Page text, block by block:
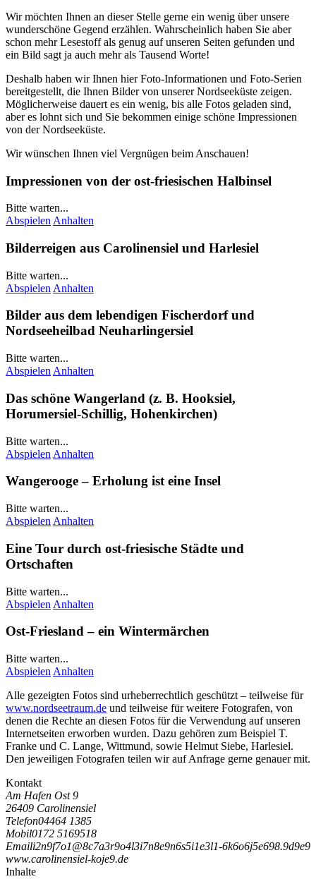
Wir möchten Ihnen an dieser Stelle gerne ein wenig über unsere
wunderschöne Gegend erzählen. Wahrscheinlich haben Sie aber
schon mehr Lesestoff als genug auf unseren Seiten gefunden und
ein Bild sagt ja auch mehr als Tausend Worte!
Deshalb haben wir Ihnen hier Foto-Informationen und Foto-Serien
bereitgestellt, die Ihnen Bilder von unserer Nordseeküste zeigen.
Möglicherweise dauert es ein wenig, bis alle Fotos geladen sind,
aber es lohnt sich und Sie bekommen einige schöne Impressionen
von der Nordseeküste.
Wir wünschen Ihnen viel Vergnügen beim Anschauen!
Impressionen von der ost-friesischen Halbinsel
Bitte warten...
Abspielen Anhalten
Bilderreigen aus Carolinensiel und Harlesiel
Bitte warten...
Abspielen Anhalten
Bilder aus dem lebendigen Fischerdorf und
Nordseeheilbad Neuharlingersiel
Bitte warten...
Abspielen Anhalten
Das schöne Wangerland (z. B. Hooksiel,
Horumersiel-Schillig, Hohenkirchen)
Bitte warten...
Abspielen Anhalten
Wangerooge– Erholung ist eine Insel
Bitte warten...
Abspielen Anhalten
Eine Tour durch ost-friesische Städte und
Ortschaften
Bitte warten...
Abspielen Anhalten
Ost-Friesland – ein Wintermärchen
Bitte warten...
Abspielen Anhalten
Alle gezeigten Fotos sind urheberrechtlich geschützt – teilweise für
www.nordseetraum.de und teilweise für weitere Fotografen, von
denen die Rechte an diesen Fotos für die Verwendung auf unseren
Internetseiten erworben wurden. Dazu gehören zum Beispiel T.
Franke und C. Lange, Wittmund, sowie Helmut Siebe, Harlesiel.
Den jeweiligen Fotografen teilen wir auf Anfrage gerne genauer mit.
Kontakt
Am Hafen Ost 9
26409 Carolinensiel
Telefon04464 1385
Mobil0172 5169518
Emaili2n9f7o1@8c7a3r9o4l3i7n8e9n6s5i1e3l1-6k6o6j5e698.9d9e9
www.carolinensiel-koje9.de
Inhalte